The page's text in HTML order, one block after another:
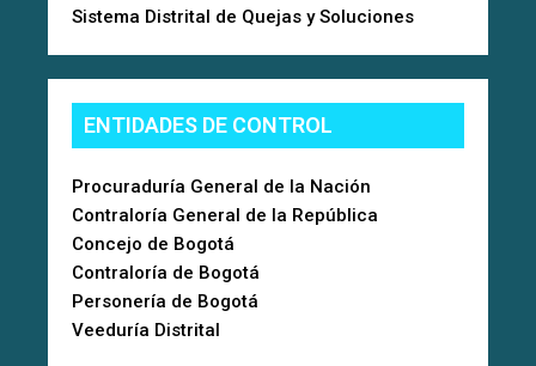
Sistema Distrital de Quejas y Soluciones
ENTIDADES DE CONTROL
Procuraduría General de la Nación
Contraloría General de la República
Concejo de Bogotá
Contraloría de Bogotá
Personería de Bogotá
Veeduría Distrital